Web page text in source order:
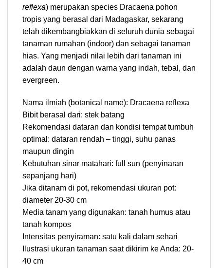
reflexa) merupakan species Dracaena pohon
tropis yang berasal dari Madagaskar, sekarang
telah dikembangbiakkan di seluruh dunia sebagai
tanaman rumahan (indoor) dan sebagai tanaman
hias. Yang menjadi nilai lebih dari tanaman ini
adalah daun dengan warna yang indah, tebal, dan
evergreen.
Nama ilmiah (botanical name): Dracaena reflexa
Bibit berasal dari: stek batang
Rekomendasi dataran dan kondisi tempat tumbuh
optimal: dataran rendah – tinggi, suhu panas
maupun dingin
Kebutuhan sinar matahari: full sun (penyinaran
sepanjang hari)
Jika ditanam di pot, rekomendasi ukuran pot:
diameter 20-30 cm
Media tanam yang digunakan: tanah humus atau
tanah kompos
Intensitas penyiraman: satu kali dalam sehari
Ilustrasi ukuran tanaman saat dikirim ke Anda: 20-
40 cm